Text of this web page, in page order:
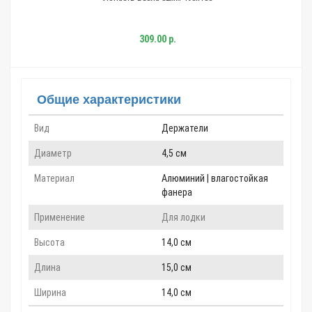
Общие характеристики
Вид Держатели
Диаметр 4,5 см
Материал
Алюминий | влагостойкая
фанера
Применение Для лодки
Высота 14,0 см
Длина 15,0 см
Ширина 14,0 см